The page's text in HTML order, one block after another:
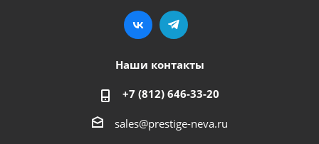
Наши контакты
+7 (812) 646-33-20
sales@prestige-neva.ru